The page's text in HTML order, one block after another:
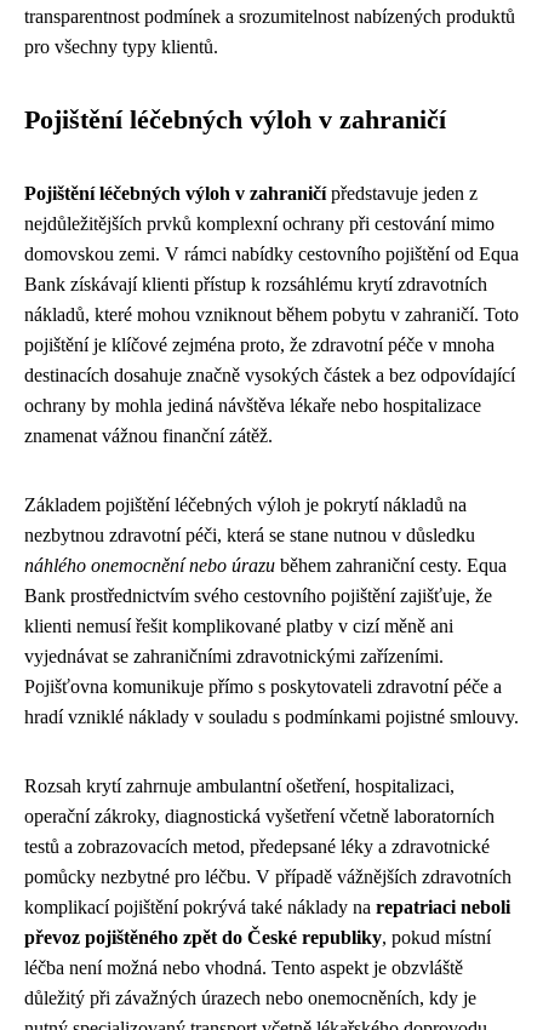
transparentnost podmínek a srozumitelnost nabízených produktů
pro všechny typy klientů.
Pojištění léčebných výloh v zahraničí
Pojištění léčebných výloh v zahraničípředstavuje jeden z
nejdůležitějších prvků komplexní ochrany při cestování mimo
domovskou zemi. V rámci nabídky cestovního pojištění od Equa
Bank získávají klienti přístup k rozsáhlému krytí zdravotních
nákladů, které mohou vzniknout během pobytu v zahraničí. Toto
pojištění je klíčové zejména proto, že zdravotní péče v mnoha
destinacích dosahuje značně vysokých částek a bez odpovídající
ochrany by mohla jediná návštěva lékaře nebo hospitalizace
znamenat vážnou finanční zátěž.
Základem pojištění léčebných výloh je pokrytí nákladů na
nezbytnou zdravotní péči, která se stane nutnou v důsledku
náhlého onemocnění nebo úrazu během zahraniční cesty. Equa
Bank prostřednictvím svého cestovního pojištění zajišťuje, že
klienti nemusí řešit komplikované platby v cizí měně ani
vyjednávat se zahraničními zdravotnickými zařízeními.
Pojišťovna komunikuje přímo s poskytovateli zdravotní péče a
hradí vzniklé náklady v souladu s podmínkami pojistné smlouvy.
Rozsah krytí zahrnuje ambulantní ošetření, hospitalizaci,
operační zákroky, diagnostická vyšetření včetně laboratorních
testů a zobrazovacích metod, předepsané léky a zdravotnické
pomůcky nezbytné pro léčbu. V případě vážnějších zdravotních
komplikací pojištění pokrývá také náklady na repatriaci neboli
převoz pojištěného zpět do České republiky, pokud místní
léčba není možná nebo vhodná. Tento aspekt je obzvláště
důležitý při závažných úrazech nebo onemocněních, kdy je